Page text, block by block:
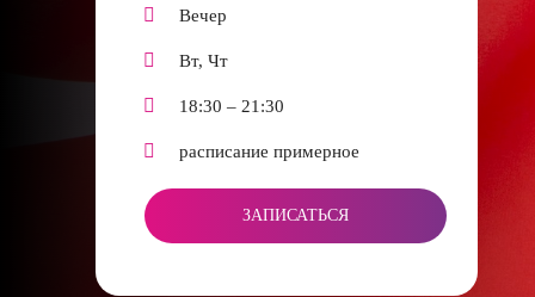
Вечер
Вт, Чт
18:30 – 21:30
расписание примерное
ЗАПИСАТЬСЯ